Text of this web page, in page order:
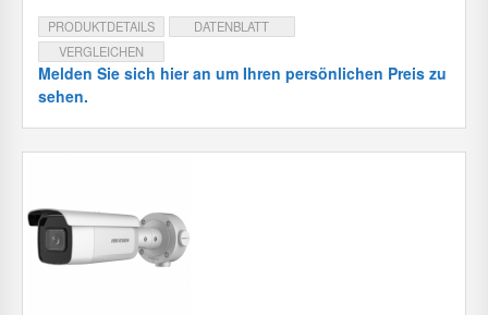
PRODUKTDETAILS
DATENBLATT
VERGLEICHEN
Melden Sie sich hier an um Ihren persönlichen Preis zu
sehen.